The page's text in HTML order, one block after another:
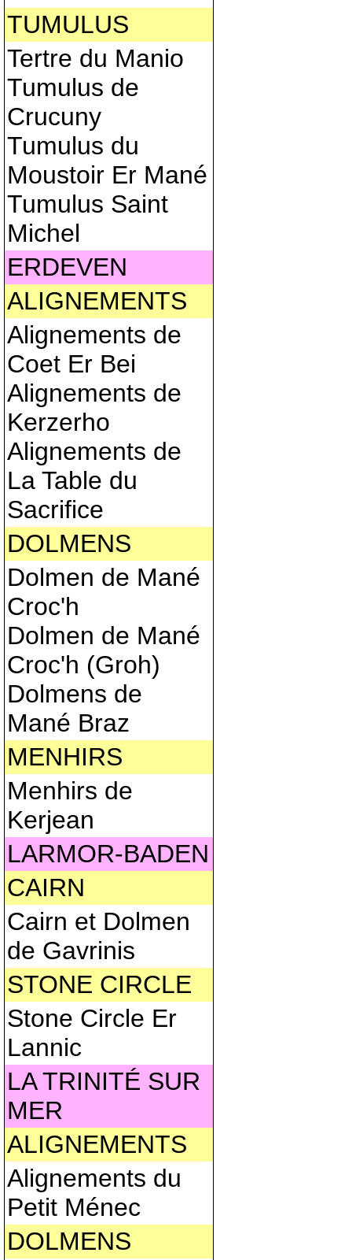
TUMULUS
Tertre du Manio
Tumulus de
Crucuny
Tumulus du
Moustoir Er Mané
Tumulus Saint
Michel
ERDEVEN
ALIGNEMENTS
Alignements de
Coet Er Bei
Alignements de
Kerzerho
Alignements de
La Table du
Sacrifice
DOLMENS
Dolmen de Mané
Croc'h
Dolmen de Mané
Croc'h (Groh)
Dolmens de
Mané Braz
MENHIRS
Menhirs de
Kerjean
LARMOR-BADEN
CAIRN
Cairn et Dolmen
de Gavrinis
STONE CIRCLE
Stone Circle Er
Lannic
LA TRINITÉ SUR
MER
ALIGNEMENTS
Alignements du
Petit Ménec
DOLMENS